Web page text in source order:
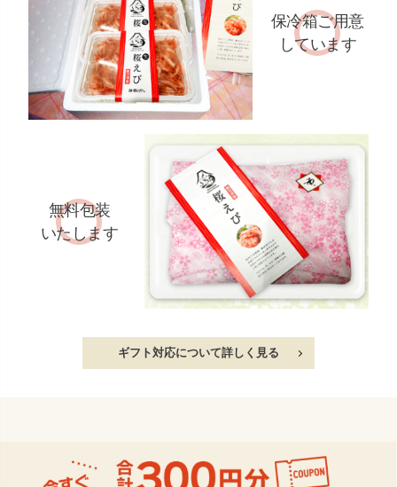
保冷箱ご用意
しています
無料包装
いたします
ギフト対応について詳しく見る